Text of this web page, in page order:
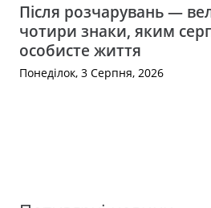
Після розчарувань —
чотири знаки, яким
особисте життя
Понеділок, 3 Серпня, 2026